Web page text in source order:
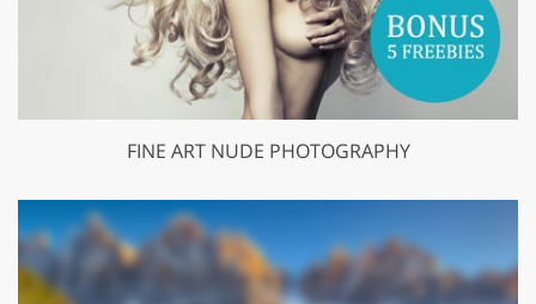
FINE ART NUDE PHOTOGRAPHY